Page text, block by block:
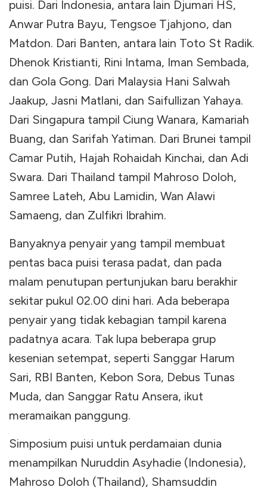
puisi. Dari Indonesia, antara lain Djumari HS,
Anwar Putra Bayu, Tengsoe Tjahjono, dan
Matdon. Dari Banten, antara lain Toto St Radik.
Dhenok Kristianti, Rini Intama, Iman Sembada,
dan Gola Gong. Dari Malaysia Hani Salwah
Jaakup, Jasni Matlani, dan Saifullizan Yahaya.
Dari Singapura tampil Ciung Wanara, Kamariah
Buang, dan Sarifah Yatiman. Dari Brunei tampil
Camar Putih, Hajah Rohaidah Kinchai, dan Adi
Swara. Dari Thailand tampil Mahroso Doloh,
Samree Lateh, Abu Lamidin, Wan Alawi
Samaeng, dan Zulfikri Ibrahim.
Banyaknya penyair yang tampil membuat
pentas baca puisi terasa padat, dan pada
malam penutupan pertunjukan baru berakhir
sekitar pukul 02.00 dini hari. Ada beberapa
penyair yang tidak kebagian tampil karena
padatnya acara. Tak lupa beberapa grup
kesenian setempat, seperti Sanggar Harum
Sari, RBI Banten, Kebon Sora, Debus Tunas
Muda, dan Sanggar Ratu Ansera, ikut
meramaikan panggung.
Simposium puisi untuk perdamaian dunia
menampilkan Nuruddin Asyhadie (Indonesia),
Mahroso Doloh (Thailand), Shamsuddin